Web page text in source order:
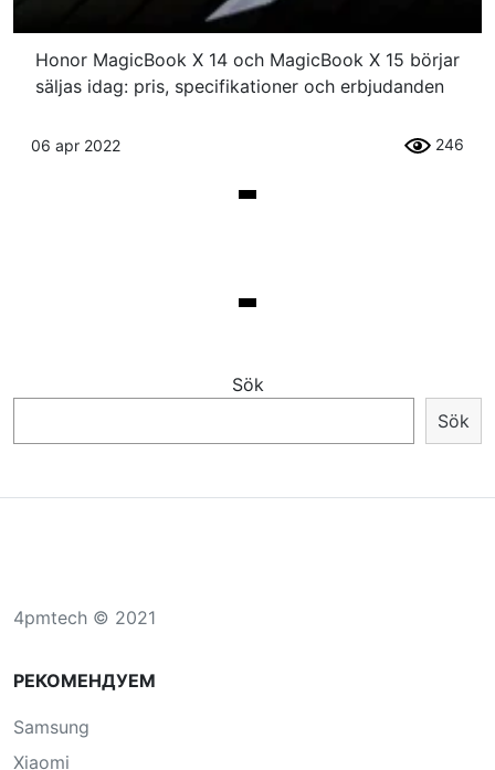
Honor MagicBook X 14 och MagicBook X 15 börjar
säljas idag: pris, specifikationer och erbjudanden
06 apr 2022 246
Sök
Sök
4pmtech © 2021
РЕКОМЕНДУЕМ
Samsung
Xiaomi